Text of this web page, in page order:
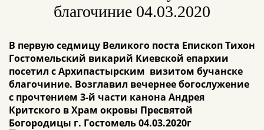
благочиние 04.03.2020
В первую седмицу Великого поста Епископ Тихон
Гостомельский викарий Киевской епархии
посетил с Архипастырским визитом бучанске
благочиние. Возглавил вечернее богослужение
с прочтением 3-й части канона Андрея
Критского в Храм окровы Пресвятой
Богородицы г. Гостомель 04.03.2020г